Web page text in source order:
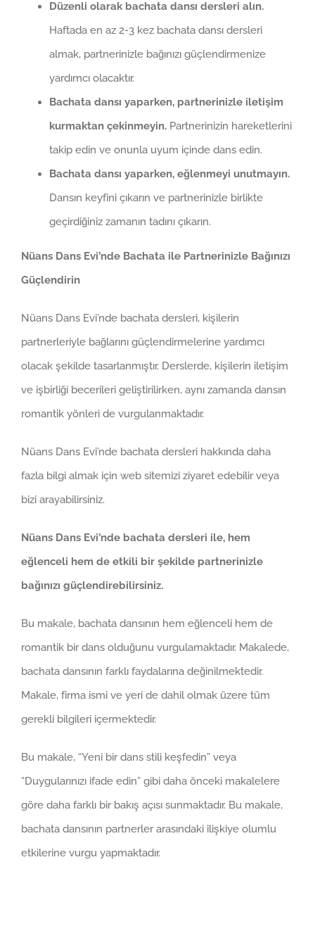
Düzenli olarak bachata dansı dersleri alın.
Haftada en az 2-3 kez bachata dansı dersleri
almak, partnerinizle bağınızı güçlendirmenize
yardımcı olacaktır.
Bachata dansı yaparken, partnerinizle iletişim
kurmaktan çekinmeyin. Partnerinizin hareketlerini
takip edin ve onunla uyum içinde dans edin.
Bachata dansı yaparken, eğlenmeyi unutmayın.
Dansın keyfini çıkarın ve partnerinizle birlikte
geçirdiğiniz zamanın tadını çıkarın.
Nüans Dans Evi’nde Bachata ile Partnerinizle Bağınızı
Güçlendirin
Nüans Dans Evi’nde bachata dersleri, kişilerin
partnerleriyle bağlarını güçlendirmelerine yardımcı
olacak şekilde tasarlanmıştır. Derslerde, kişilerin iletişim
ve işbirliği becerileri geliştirilirken, aynı zamanda dansın
romantik yönleri de vurgulanmaktadır.
Nüans Dans Evi’nde bachata dersleri hakkında daha
fazla bilgi almak için web sitemizi ziyaret edebilir veya
bizi arayabilirsiniz.
Nüans Dans Evi’nde bachata dersleri ile, hem
eğlenceli hem de etkili bir şekilde partnerinizle
bağınızı güçlendirebilirsiniz.
Bu makale, bachata dansının hem eğlenceli hem de
romantik bir dans olduğunu vurgulamaktadır. Makalede,
bachata dansının farklı faydalarına değinilmektedir.
Makale, firma ismi ve yeri de dahil olmak üzere tüm
gerekli bilgileri içermektedir.
Bu makale, “Yeni bir dans stili keşfedin” veya
“Duygularınızı ifade edin” gibi daha önceki makalelere
göre daha farklı bir bakış açısı sunmaktadır. Bu makale,
bachata dansının partnerler arasındaki ilişkiye olumlu
etkilerine vurgu yapmaktadır.